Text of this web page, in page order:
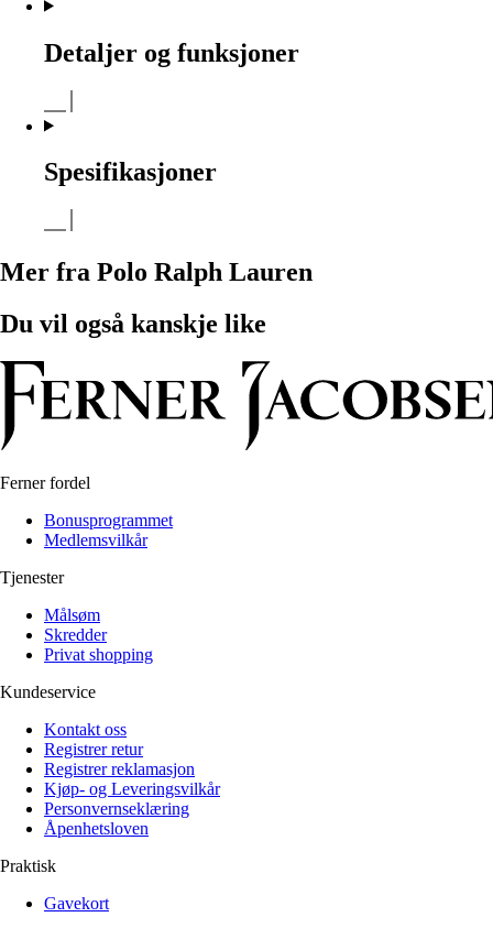
Detaljer og funksjoner
Spesifikasjoner
Mer fra Polo Ralph Lauren
Du vil også kanskje like
Ferner fordel
Bonusprogrammet
Medlemsvilkår
Tjenester
Målsøm
Skredder
Privat shopping
Kundeservice
Kontakt oss
Registrer retur
Registrer reklamasjon
Kjøp- og Leveringsvilkår
Personvernseklæring
Åpenhetsloven
Praktisk
Gavekort